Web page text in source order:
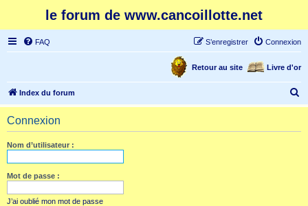
le forum de www.cancoillotte.net
FAQ Connexion
S’enregistrer
Livre d'or
Retour au site
Index du forum
e
Connexion
Nom d’utilisateur :
Mot de passe :
J’ai oublié mon mot de passe